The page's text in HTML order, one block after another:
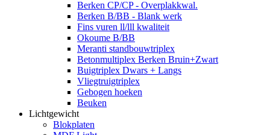
Berken CP/CP - Overplakkwal.
Berken B/BB - Blank werk
Fins vuren ll/lll kwaliteit
Okoume B/BB
Meranti standbouwtriplex
Betonmultiplex Berken Bruin+Zwart
Buigtriplex Dwars + Langs
Vliegtruigtriplex
Gebogen hoeken
Beuken
Lichtgewicht
Blokplaten